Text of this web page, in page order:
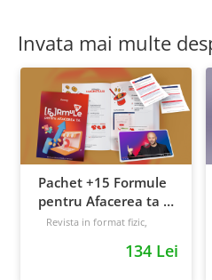
Invata mai multe
Pachet +15 Formule
pentru Afacerea ta +
Prompt-uri dedicate
Revista in format fizic,
134 Lei